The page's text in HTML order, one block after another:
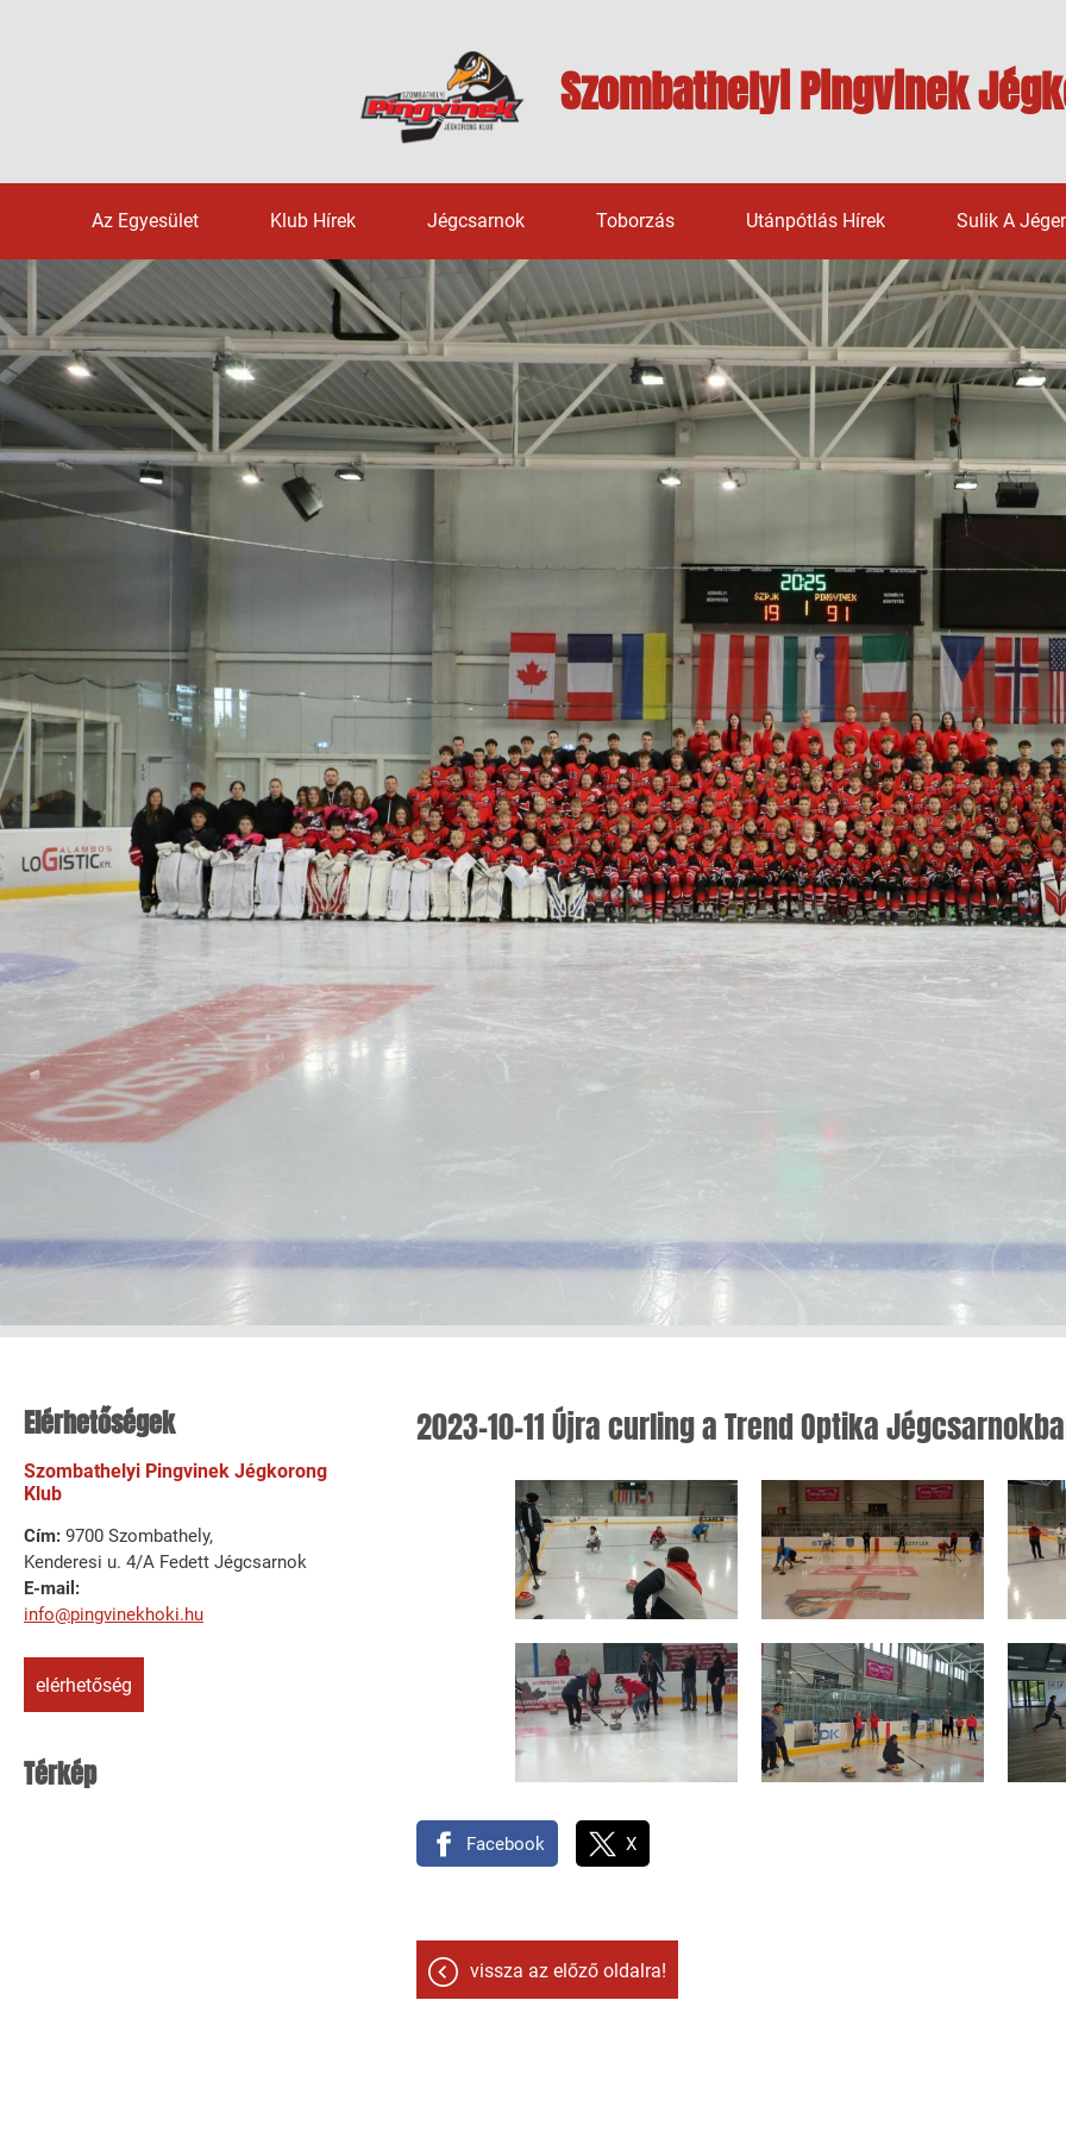
Szombathelyi Pingvinek
Az Egyesület Klub Hírek Jégcsarnok Toborzás Utánpótlás Hírek Sulik A
Elérhetőségek
Szombathelyi Pingvinek Jégkorong
Klub
Cím: 9700 Szombathely,
Kenderesi u. 4/A Fedett Jégcsarnok
E-mail:
info@pingvinekhoki.hu
elérhetőség
Térkép
2023-10-11 Újra curling a Trend Optika
Facebook X
vissza az előző oldalra!